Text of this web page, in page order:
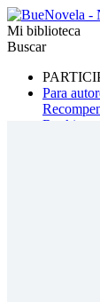
Mi biblioteca
Buscar
Para
Ranking